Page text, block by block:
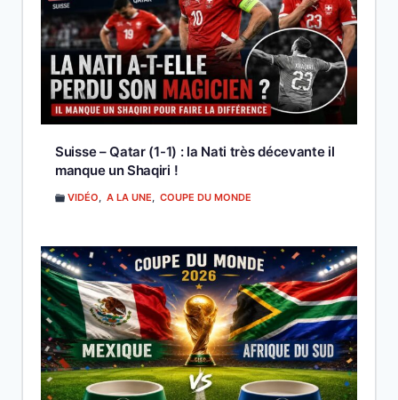
Suisse – Qatar (1-1) : la Nati très décevante il
manque un Shaqiri !
VIDÉO, A LA UNE, COUPE DU MONDE